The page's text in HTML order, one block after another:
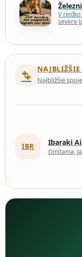
V
severe
connecting_airports
NAJBLIŽŠIE
Najbližšie
IBR Ibaraki
Omitama,